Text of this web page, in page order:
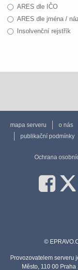
ARES dle IČO
ARES dle jména /
Insolvenční rejstřík
mapa serveru o nás
publikační podmínky
Ochrana
©
Provozovatelem serveru
Město, 110 00